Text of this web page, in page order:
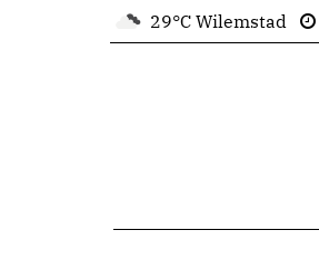
29°C Wilemstad